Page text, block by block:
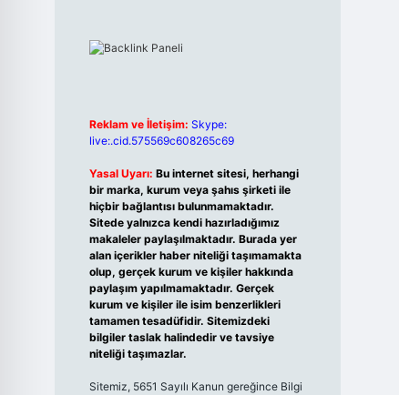
Reklam ve İletişim: Skype:
live:.cid.575569c608265c69
Yasal Uyarı: Bu internet sitesi, herhangi
bir marka, kurum veya şahıs şirketi ile
hiçbir bağlantısı bulunmamaktadır.
Sitede yalnızca kendi hazırladığımız
makaleler paylaşılmaktadır. Burada yer
alan içerikler haber niteliği taşımamakta
olup, gerçek kurum ve kişiler hakkında
paylaşım yapılmamaktadır. Gerçek
kurum ve kişiler ile isim benzerlikleri
tamamen tesadüfidir. Sitemizdeki
bilgiler taslak halindedir ve tavsiye
niteliği taşımazlar.
Sitemiz, 5651 Sayılı Kanun gereğince Bilgi